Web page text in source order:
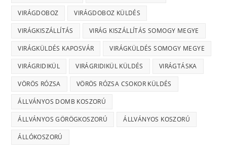
VIRÁGDOBOZ VIRÁGDOBOZ KÜLDÉS
VIRÁGKISZÁLLÍTÁS VIRÁG KISZÁLLÍTÁS SOMOGY MEGYE
VIRÁGKÜLDÉS KAPOSVÁR VIRÁGKÜLDÉS SOMOGY MEGYE
VIRÁGRIDIKÜL VIRÁGRIDIKÜL KÜLDÉS VIRÁGTÁSKA
VÖRÖS RÓZSA VÖRÖS RÓZSA CSOKOR KÜLDÉS
ÁLLVÁNYOS DOMB KOSZORÚ
ÁLLVÁNYOS GÖRÖGKOSZORÚ ÁLLVÁNYOS KOSZORÚ
ÁLLÓKOSZORÚ